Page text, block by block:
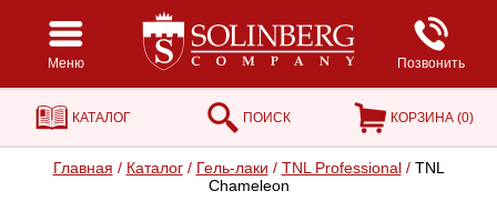
Меню Позвонить
КАТАЛОГ ПОИСК КОРЗИНА (0)
Главная / Каталог / Гель-лаки / TNL Professional /TNL
Сhameleon